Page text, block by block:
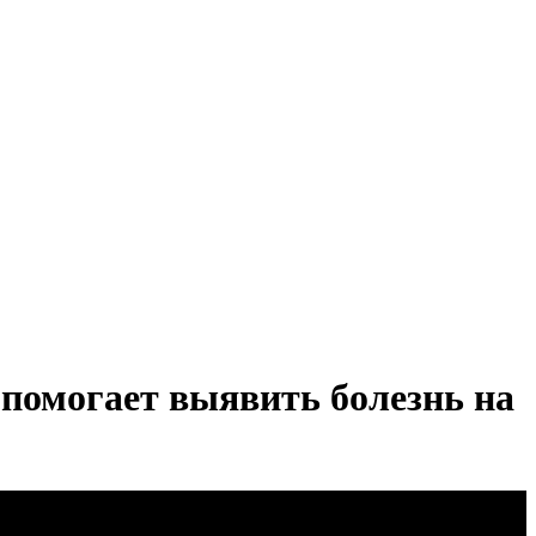
выявить болезнь на